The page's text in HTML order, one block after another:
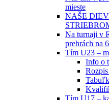
mieste
NAŠE
Na turnaji v
prehrách na
Tím U23 –
Info o
Tím U17 –